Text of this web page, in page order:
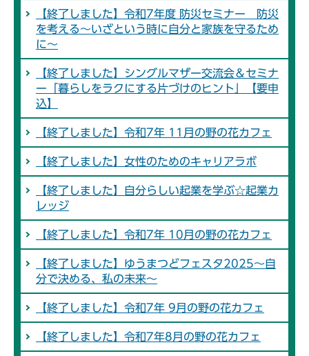
【終了しました】令和7年度 防災セミナー 防災
を考える～いざという時に自分と家族を守るため
に～
【終了しました】シングルマザー交流会＆セミナ
ー「暮らしをラクにする片づけのヒント」【要申
込】
【終了しました】令和7年 11月の野の花カフェ
【終了しました】女性のためのキャリアラボ
【終了しました】自分らしい起業を学ぶ☆起業カ
レッジ
【終了しました】令和7年 10月の野の花カフェ
【終了しました】ゆうまつどフェスタ2025～自
分で決める、私の未来～
【終了しました】令和7年 9月の野の花カフェ
【終了しました】令和7年8月の野の花カフェ